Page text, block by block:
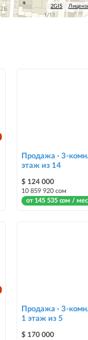
2GIS
Продажа · 3-
этаж из 14
$ 124 000
10 859 920 сом
от 145 535 сом / мес
Продажа · 3-
1 этаж из 5
$ 170 000